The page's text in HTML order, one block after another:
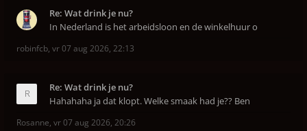
Re: Wat drink je nu?
In Nederland is het arbeidsloon en de winkelhuur o
robinfcb, vr 07 aug 2026, 22:13
Re: Wat drink je nu?
Hahahaha ja dat klopt. Welke smaak had je?? Ben
Rosanne, vr 07 aug 2026, 20:26